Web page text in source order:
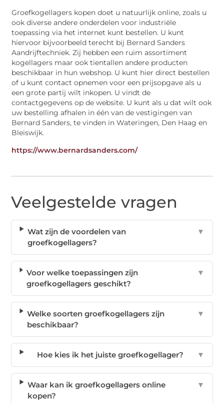
Groefkogellagers kopen doet u natuurlijk online, zoals u
ook diverse andere onderdelen voor industriële
toepassing via het internet kunt bestellen. U kunt
hiervoor bijvoorbeeld terecht bij Bernard Sanders
Aandrijftechniek. Zij hebben een ruim assortiment
kogellagers maar ook tientallen andere producten
beschikbaar in hun webshop. U kunt hier direct bestellen
of u kunt contact opnemen voor een prijsopgave als u
een grote partij wilt inkopen. U vindt de
contactgegevens op de website. U kunt als u dat wilt ook
uw bestelling afhalen in één van de vestigingen van
Bernard Sanders, te vinden in Wateringen, Den Haag en
Bleiswijk.
https://www.bernardsanders.com/
Veelgestelde vragen
Wat zijn de voordelen van
groefkogellagers?
▼
Voor welke toepassingen zijn
groefkogellagers geschikt?
▼
Welke soorten groefkogellagers zijn
beschikbaar?
▼
Hoe kies ik het juiste groefkogellager? ▼
Waar kan ik groefkogellagers online
kopen?
▼